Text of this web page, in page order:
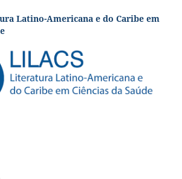
Latino-Americana e do Caribe em